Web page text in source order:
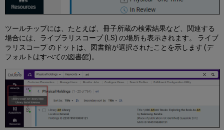
ル
の
管
理
フ
セ
ッ
ト
リ
ス
ト
ツールチップには、たとえば、冊子所蔵の検索結果など、関連する
場合には、ライブラリスコープ (LS) の場所も表示されます。 ライブ
ラリスコープ のドットは、図書館が選択されたことを示します (デ
フォルトはすべての図書館)。